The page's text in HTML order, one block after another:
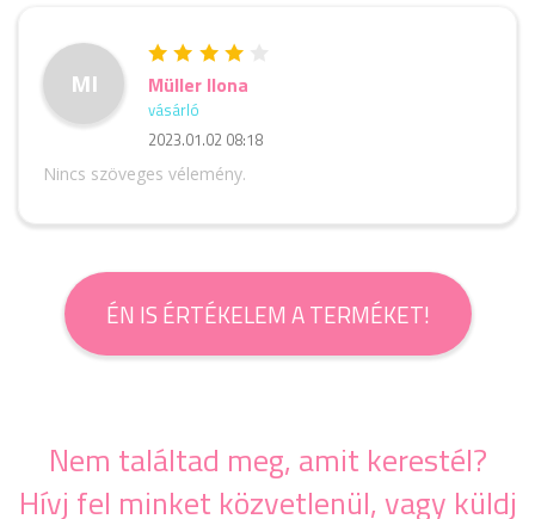
MI Müller Ilona
vásárló
2023.01.02 08:18
Nincs szöveges vélemény.
ÉN IS ÉRTÉKELEM A TERMÉKET!
Nem találtad meg, amit kerestél?
Hívj fel minket közvetlenül, vagy küldj